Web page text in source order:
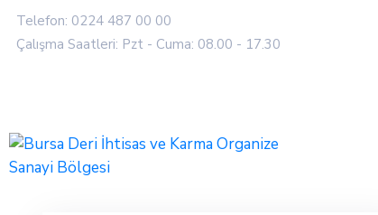
Telefon: 0224 487 00 00
Çalışma Saatleri: Pzt - Cuma: 08.00 - 17.30